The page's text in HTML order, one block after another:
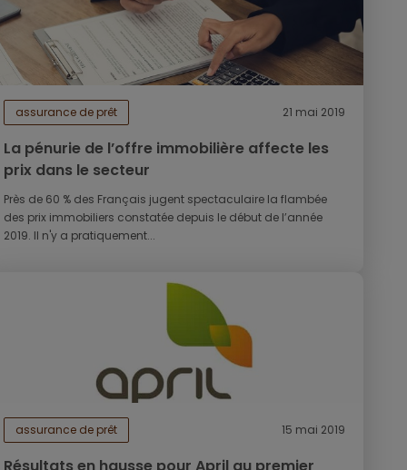
assurance de prêt 21 mai 2019
La pénurie de l’offre immobilière affecte les
prix dans le secteur
Près de 60 % des Français jugent spectaculaire la flambée
des prix immobiliers constatée depuis le début de l’année
2019. Il n'y a pratiquement...
assurance de prêt 15 mai 2019